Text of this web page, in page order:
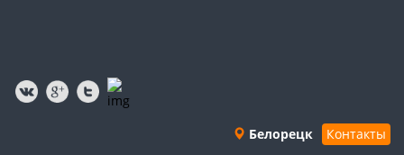
Белорецк Контакты